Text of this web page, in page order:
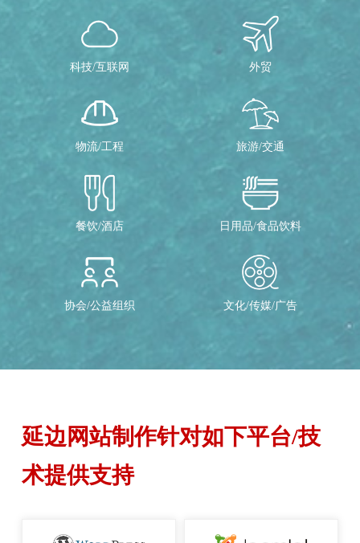
科技/互联网 外贸
物流/工程 旅游/交通
餐饮/酒店 日用品/食品饮料
协会/公益组织 文化/传媒/广告
延边网站制作针对如下平台/技
术提供支持